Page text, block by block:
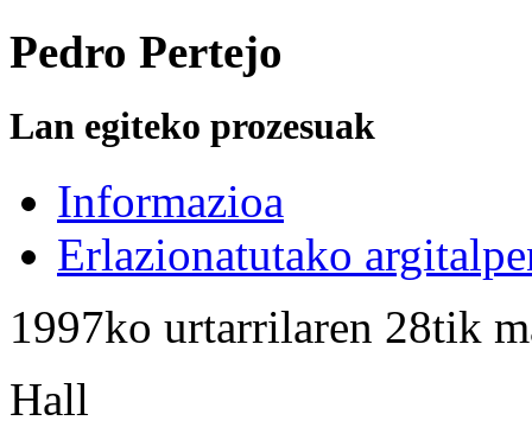
Pedro Pertejo
Lan egiteko prozesuak
Informazioa
Erlazionatutako
1997ko urtarrilaren 28tik
Hall